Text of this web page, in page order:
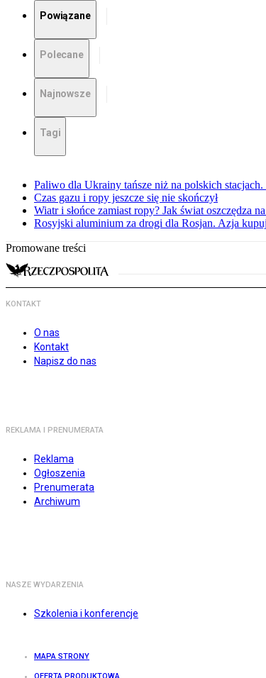
Powiązane
Polecane
Najnowsze
Tagi
Paliwo dla Ukrainy tańsze niż na polskich stacjach.
Czas gazu i ropy jeszcze się nie skończył
Wiatr i słońce zamiast ropy? Jak świat oszczędza
Rosyjski aluminium za drogi dla Rosjan. Azja
Promowane treści
KONTAKT
O nas
Kontakt
Napisz do nas
REKLAMA I PRENUMERATA
Reklama
Ogłoszenia
Prenumerata
Archiwum
NASZE WYDARZENIA
Szkolenia i konferencje
MAPA STRONY